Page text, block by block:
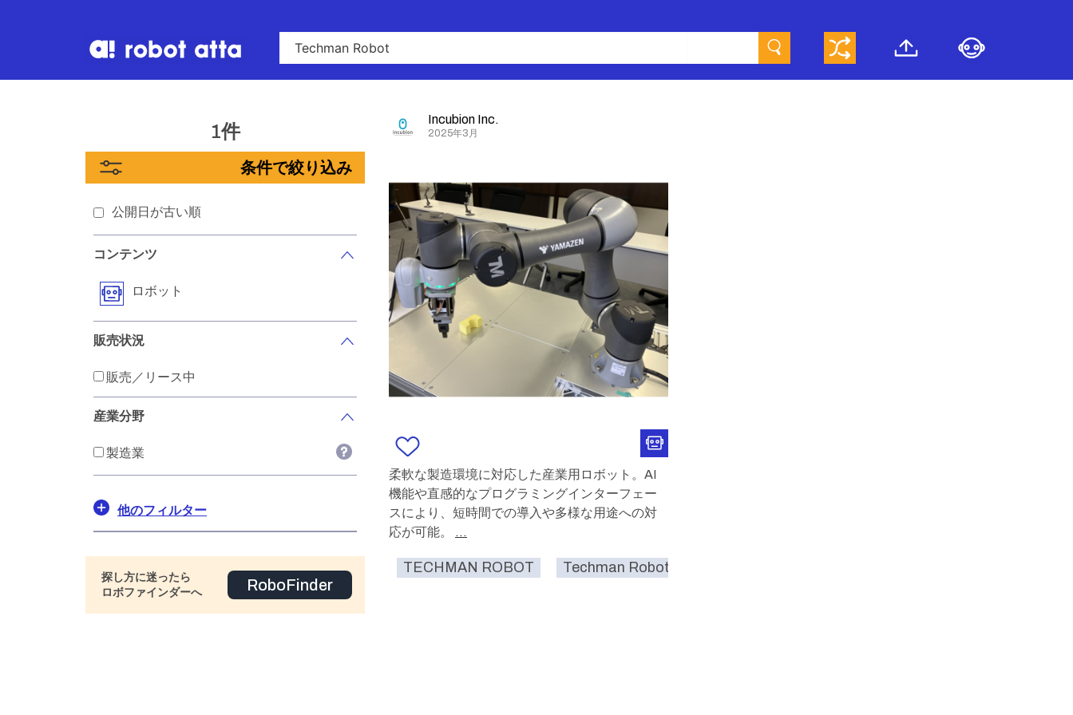
1件
条件で絞り込み
公開日が古い順
コンテンツ
ロボット
販売状況
販売／リース中
産業分野
製造業
他のフィルター
探し方に迷ったら
ロボファインダーへ
RoboFinder
Incubion Inc.
2025年3月
柔軟な製造環境に対応した産業用ロボット。AI
機能や直感的なプログラミングインターフェー
スにより、短時間での導入や多様な用途への対
応が可能。
...
TECHMAN ROBOT Techman Robot